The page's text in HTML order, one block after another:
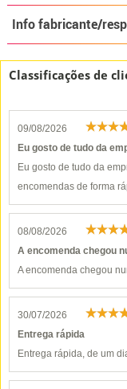
Info fabricante/
Classificações de
09/08/2026
Eu gosto de tudo da
Eu gosto de tudo da
encomendas de forma
08/08/2026
A encomenda chegou
A encomenda chegou
30/07/2026
Entrega rápida
Entrega rápida, de um